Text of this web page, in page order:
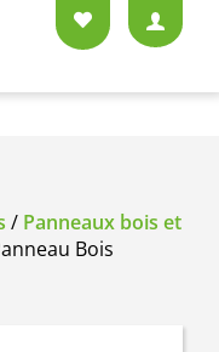
/ Panneaux bois et
Bois